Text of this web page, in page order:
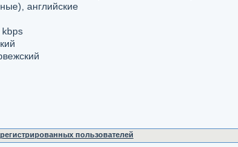
английские
пользователей